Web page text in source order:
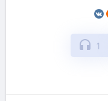
headphones 1